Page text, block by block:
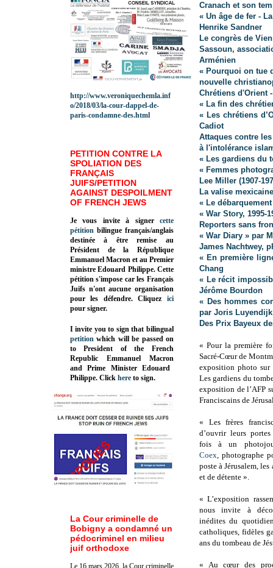
Cranach et son
« Un âge de fer -
Henrike Sandner
Le congrès de
Sassoun,
Arménien
« Pourquoi on tue
nouvelle
Chrétiens d'Orient
« La fin des
« Les chrétiens
Cadiot
Attaques contre
à l'intolérance
« Les gardiens du
« Femmes
Lee Miller (1907-
La valise
« Le
« War Story, 1995-
Reporters sans
« War Diary » par
James Nachtwey,
« En première
Chang
« Le récit
Jérôme Bourdon
« Des hommes
par Joris Luyendijk
Des Prix Bayeux
« Pour la première
Sacré-Cœur de
exposition photo sur
Les gardiens du
exposition de l’AFP
Franciscains de
« Les frères
d’ouvrir leurs
fois à un
Coex, photographe
poste à Jérusalem,
et de détente ».
« L’exposition
nous invite à
inédites du
catholiques, fidèles
ans du tombeau de
« Au cœur des
http://www.veroniquechemla.inf
o/2018/03/la-cour-dappel-de-
paris-condamne-des.html
PETITION CONTRE LA
SPOLIATION DES
FRANÇAIS
JUIFS/PETITION
AGAINST DESPOILMENT
OF FRENCH JEWS
Je vous invite à signer cette
pétition bilingue français/anglais
destinée à être remise au
Président de la République
Emmanuel Macron et au Premier
ministre Edouard Philippe. Cette
pétition s'impose car les Français
Juifs n'ont aucune organisation
pour les défendre. Cliquez
ici
pour signer.
I invite you to sign that bilingual
petition which will be passed on
to President of the French
Republic Emmanuel Macron
and Prime MinisterEdouard
Philippe. Click here to sign.
La Cour criminelle de
Bobigny a condamné un
pédocriminel en milieu
juif orthodoxe
Le 16 mars 2026, la Cour criminelle